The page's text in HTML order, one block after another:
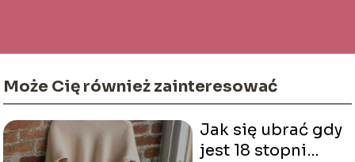
Może Cię również zainteresować
Jak się ubrać gdy
jest 18 stopni